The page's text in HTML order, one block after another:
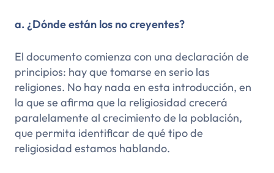
a. ¿Dónde están los no creyentes?
El documento comienza con una declaración de
principios: hay que tomarse en serio las
religiones. No hay nada en esta introducción, en
la que se afirma que la religiosidad crecerá
paralelamente al crecimiento de la población,
que permita identificar de qué tipo de
religiosidad estamos hablando.